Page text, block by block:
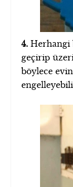
4. Herhangi
geçirip
böylece